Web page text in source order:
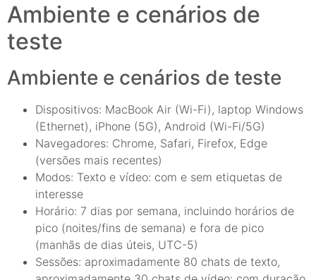
Ambiente e cenários de
teste
Ambiente e cenários de teste
Dispositivos: MacBook Air (Wi-Fi), laptop Windows
(Ethernet), iPhone (5G), Android (Wi-Fi/5G)
Navegadores: Chrome, Safari, Firefox, Edge
(versões mais recentes)
Modos: Texto e vídeo: com e sem etiquetas de
interesse
Horário: 7 dias por semana, incluindo horários de
pico (noites/fins de semana) e fora de pico
(manhãs de dias úteis, UTC-5)
Sessões: aproximadamente 80 chats de texto,